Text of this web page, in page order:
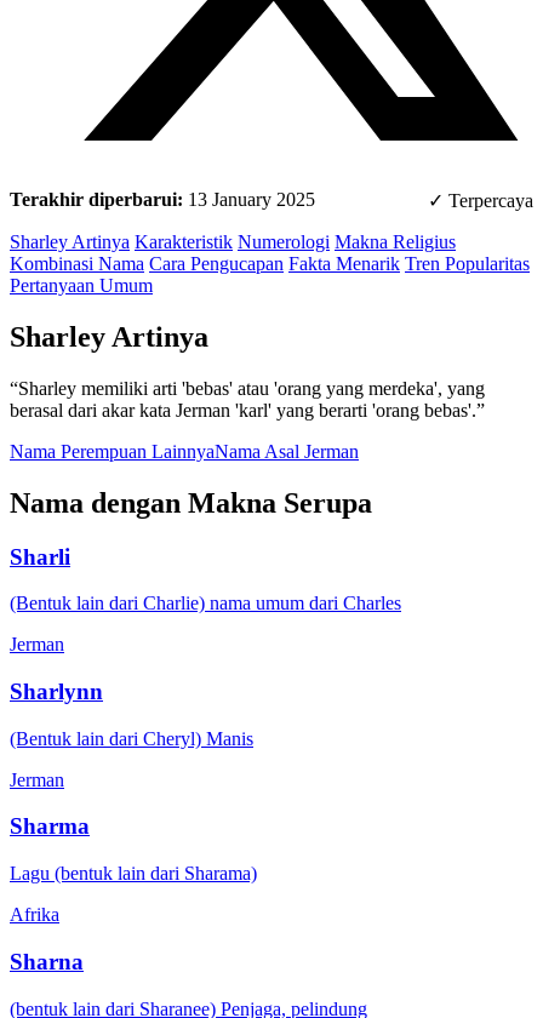
Terakhir diperbarui: 13 January 2025
✓ Terpercaya
Sharley Artinya Karakteristik Numerologi Makna Religius
Kombinasi Nama Cara Pengucapan Fakta Menarik Tren Popularitas
Pertanyaan Umum
Sharley Artinya
“Sharley memiliki arti 'bebas' atau 'orang yang merdeka', yang
berasal dari akar kata Jerman 'karl' yang berarti 'orang bebas'.”
Nama Perempuan LainnyaNama Asal Jerman
Nama dengan Makna Serupa
Sharli
(Bentuk lain dari Charlie) nama umum dari Charles
Jerman
Sharlynn
(Bentuk lain dari Cheryl) Manis
Jerman
Sharma
Lagu (bentuk lain dari Sharama)
Afrika
Sharna
(bentuk lain dari Sharanee) Penjaga, pelindung